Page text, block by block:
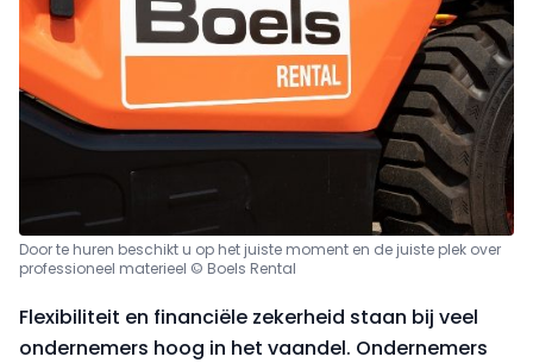
Door te huren beschikt u op het juiste moment en de juiste plek over
professioneel materieel © Boels Rental
Flexibiliteit en financiële zekerheid staan bij veel
ondernemers hoog in het vaandel. Ondernemers